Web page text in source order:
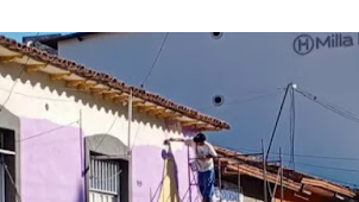
de Nutrición celebra Semana
Mérida fortalece el desarrollo
talleres para aspirantes al curso de
académica de médicos en